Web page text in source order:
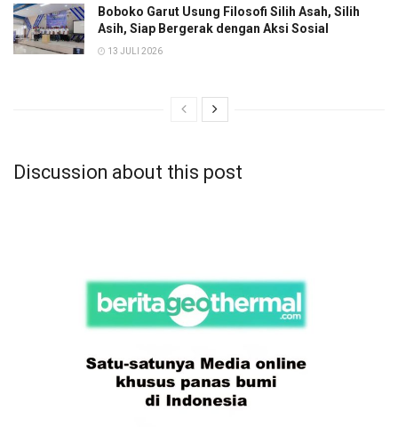
Boboko Garut Usung Filosofi Silih Asah, Silih
Asih, Siap Bergerak dengan Aksi Sosial
13 JULI 2026
Discussion about this post